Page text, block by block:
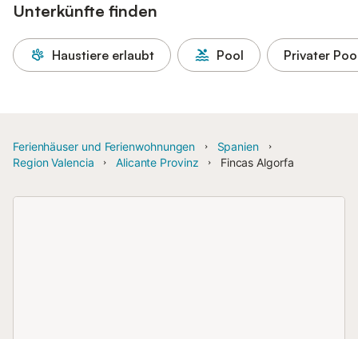
Unterkünfte finden
Haustiere erlaubt Pool Privater
Ferienhäuser und Ferienwohnungen
Spanien
Region Valencia
Alicante Provinz Fincas Algorfa